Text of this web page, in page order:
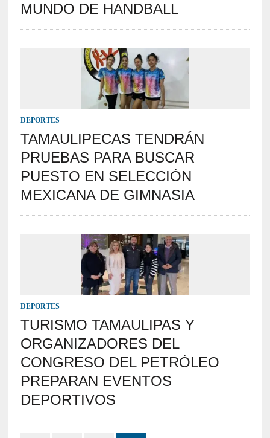
MUNDO DE HANDBALL
DEPORTES
TAMAULIPECAS TENDRÁN
PRUEBAS PARA BUSCAR
PUESTO EN SELECCIÓN
MEXICANA DE GIMNASIA
DEPORTES
TURISMO TAMAULIPAS Y
ORGANIZADORES DEL
CONGRESO DEL PETRÓLEO
PREPARAN EVENTOS
DEPORTIVOS